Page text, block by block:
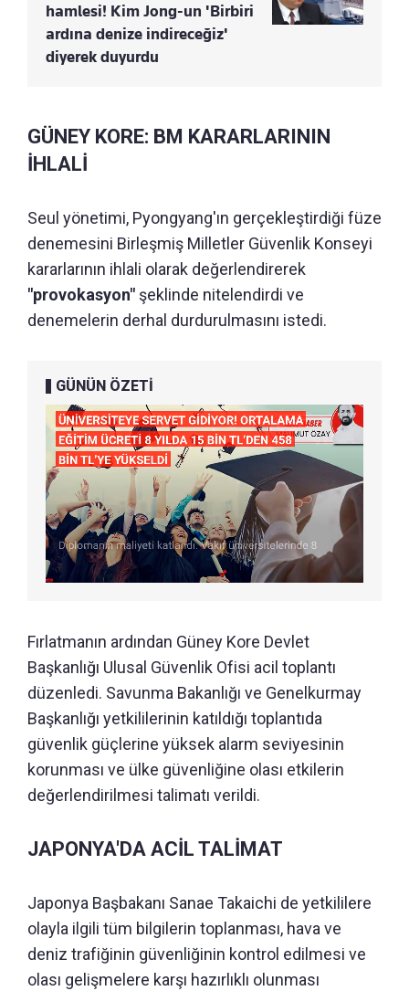
hamlesi! Kim Jong-un 'Birbiri
ardına denize indireceğiz'
diyerek duyurdu
GÜNEY KORE: BM KARARLARININ
İHLALİ
Seul yönetimi, Pyongyang'ın gerçekleştirdiği füze
denemesini Birleşmiş Milletler Güvenlik Konseyi
kararlarının ihlali olarak değerlendirerek
"provokasyon" şeklinde nitelendirdi ve
denemelerin derhal durdurulmasını istedi.
GÜNÜN ÖZETİ
Fırlatmanın ardından Güney Kore Devlet
Başkanlığı Ulusal Güvenlik Ofisi acil toplantı
düzenledi. Savunma Bakanlığı ve Genelkurmay
Başkanlığı yetkililerinin katıldığı toplantıda
güvenlik güçlerine yüksek alarm seviyesinin
korunması ve ülke güvenliğine olası etkilerin
değerlendirilmesi talimatı verildi.
JAPONYA'DA ACİL TALİMAT
Japonya Başbakanı Sanae Takaichi de yetkililere
olayla ilgili tüm bilgilerin toplanması, hava ve
deniz trafiğinin güvenliğinin kontrol edilmesi ve
olası gelişmelere karşı hazırlıklı olunması